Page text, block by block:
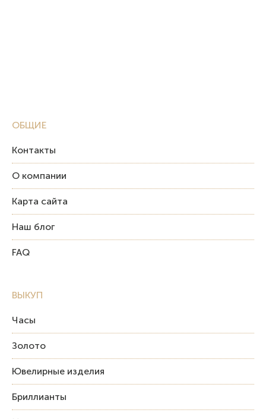
ОБЩИЕ
Контакты
О компании
Карта сайта
Наш блог
FAQ
ВЫКУП
Часы
Золото
Ювелирные изделия
Бриллианты